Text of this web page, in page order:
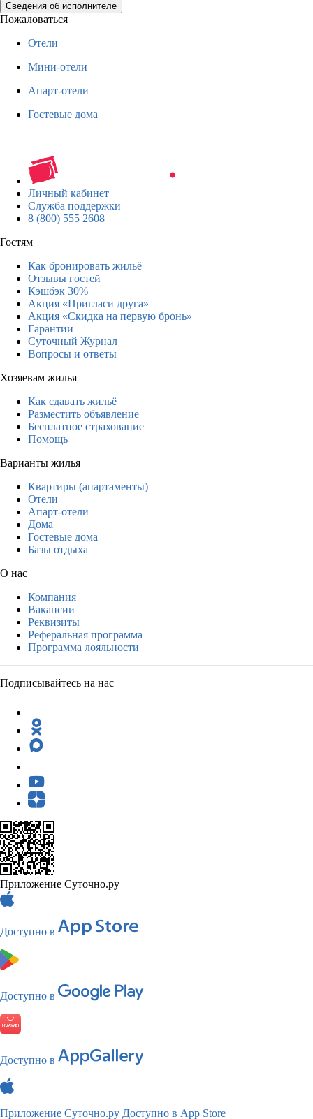
Сведения об исполнителе
Пожаловаться
Отели
Мини-отели
Апарт-отели
Гостевые дома
Личный кабинет
Служба поддержки
8 (800) 555 2608
Гостям
Как бронировать жильё
Отзывы гостей
Кэшбэк 30%
Акция «Пригласи друга»
Акция «Скидка на первую бронь»
Гарантии
Суточный Журнал
Вопросы и ответы
Хозяевам жилья
Как сдавать жильё
Разместить объявление
Бесплатное страхование
Помощь
Варианты жилья
Квартиры (апартаменты)
Отели
Апарт-отели
Дома
Гостевые дома
Базы отдыха
О нас
Компания
Вакансии
Реквизиты
Реферальная программа
Программа лояльности
Подписывайтесь на нас
Приложение Суточно.ру
Доступно в
Доступно в
Доступно в
Приложение Суточно.ру Доступно в App Store